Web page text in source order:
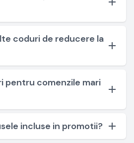
coduri de reducere la
pentru comenzile mari
incluse in promotii?